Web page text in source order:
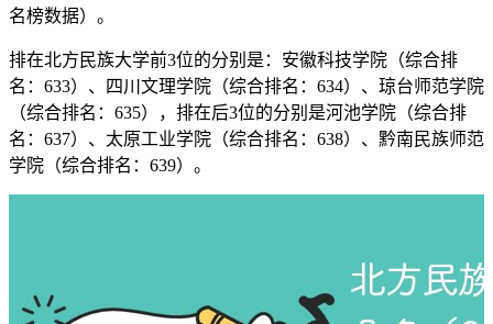
名榜数据）。
排在北方民族大学前3位的分别是：安徽科技学院（综合排
名：633）、四川文理学院（综合排名：634）、琼台师范学院
（综合排名：635），排在后3位的分别是河池学院（综合排
名：637）、太原工业学院（综合排名：638）、黔南民族师范
学院（综合排名：639）。